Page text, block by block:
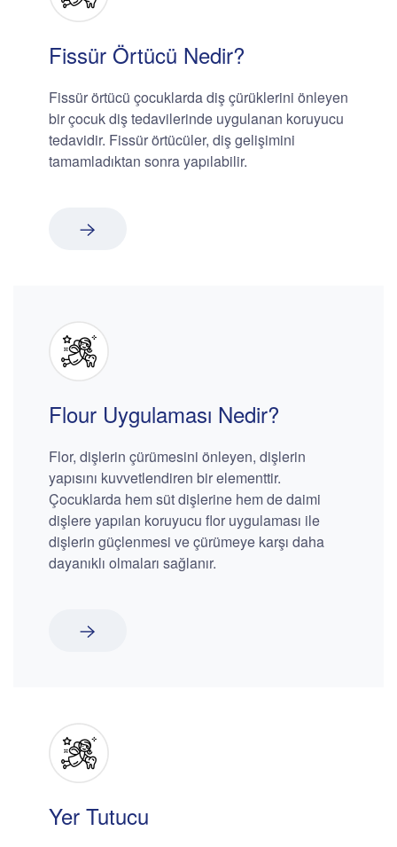
Fissür Örtücü Nedir?
Fissür örtücü çocuklarda diş çürüklerini önleyen
bir çocuk diş tedavilerinde uygulanan koruyucu
tedavidir. Fissür örtücüler, diş gelişimini
tamamladıktan sonra yapılabilir.
Flour Uygulaması Nedir?
Flor, dişlerin çürümesini önleyen, dişlerin
yapısını kuvvetlendiren bir elementtir.
Çocuklarda hem süt dişlerine hem de daimi
dişlere yapılan koruyucu flor uygulaması ile
dişlerin güçlenmesi ve çürümeye karşı daha
dayanıklı olmaları sağlanır.
Yer Tutucu